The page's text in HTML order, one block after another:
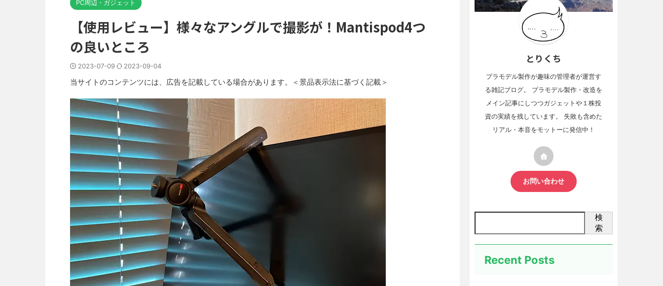
PC周辺・ガジェット
【使用レビュー】様々なアングルで撮影が！Mantispod4つ
の良いところ
2023-07-09 2023-09-04
当サイトのコンテンツには、広告を記載している場合があります。＜景品表示法に基づく記載＞
とりくち
プラモデル製作が趣味の管理者が運営す
る雑記ブログ。 プラモデル製作・改造を
メイン記事にしつつガジェットや１株投
資の実績を残しています。 失敗も含めた
リアル・本音をモットーに発信中！
お問い合わせ
検
索
Recent Posts